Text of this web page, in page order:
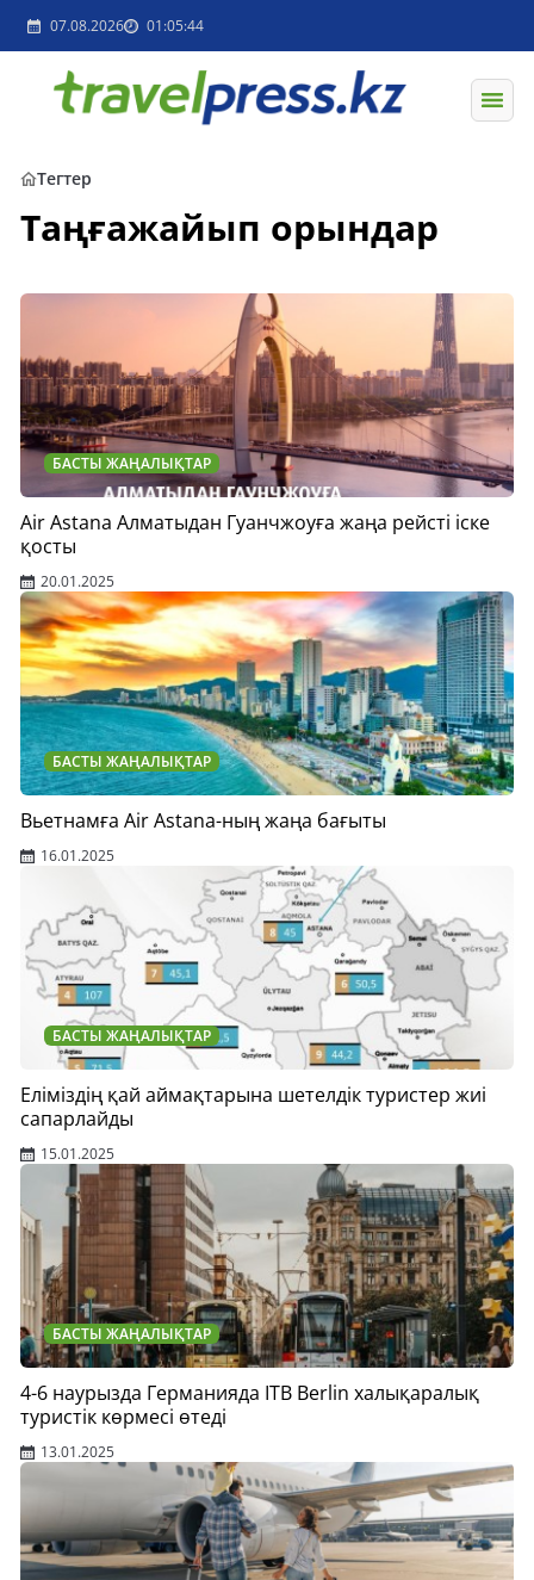
07.08.2026 01:05:44
Тегтер
Таңғажайып орындар
БАСТЫ ЖАҢАЛЫҚТАР
Air Astana Алматыдан Гуанчжоуға жаңа рейсті іске
қосты
20.01.2025
БАСТЫ ЖАҢАЛЫҚТАР
Вьетнамға Air Astana-ның жаңа бағыты
16.01.2025
БАСТЫ ЖАҢАЛЫҚТАР
Еліміздің қай аймақтарына шетелдік туристер жиі
сапарлайды
15.01.2025
БАСТЫ ЖАҢАЛЫҚТАР
4-6 наурызда Германияда ITB Berlin халықаралық
туристік көрмесі өтеді
13.01.2025